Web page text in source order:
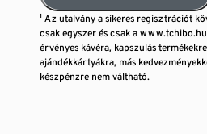
¹ Az utalvány a sikeres regisztrációt
csak egyszer és csak a
érvényes kávéra, kapszulás
ajándékkártyákra, más
készpénzre nem váltható.